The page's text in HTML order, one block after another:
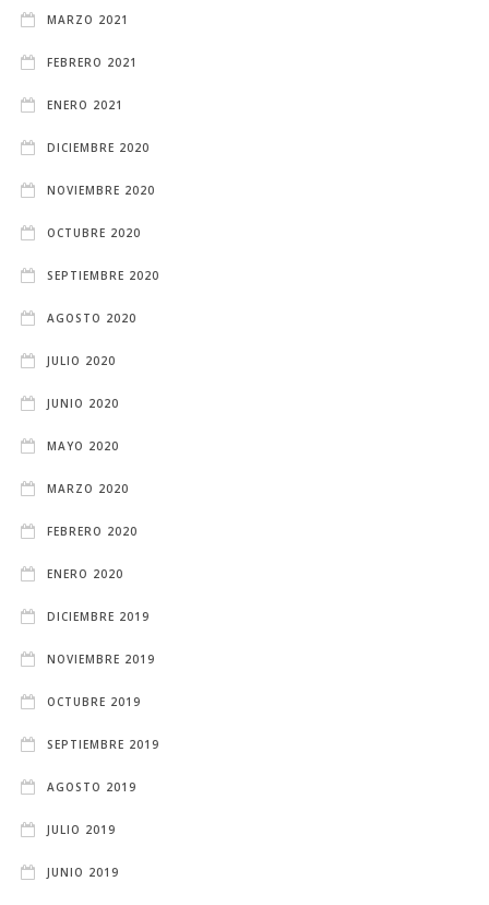
MARZO 2021
FEBRERO 2021
ENERO 2021
DICIEMBRE 2020
NOVIEMBRE 2020
OCTUBRE 2020
SEPTIEMBRE 2020
AGOSTO 2020
JULIO 2020
JUNIO 2020
MAYO 2020
MARZO 2020
FEBRERO 2020
ENERO 2020
DICIEMBRE 2019
NOVIEMBRE 2019
OCTUBRE 2019
SEPTIEMBRE 2019
AGOSTO 2019
JULIO 2019
JUNIO 2019